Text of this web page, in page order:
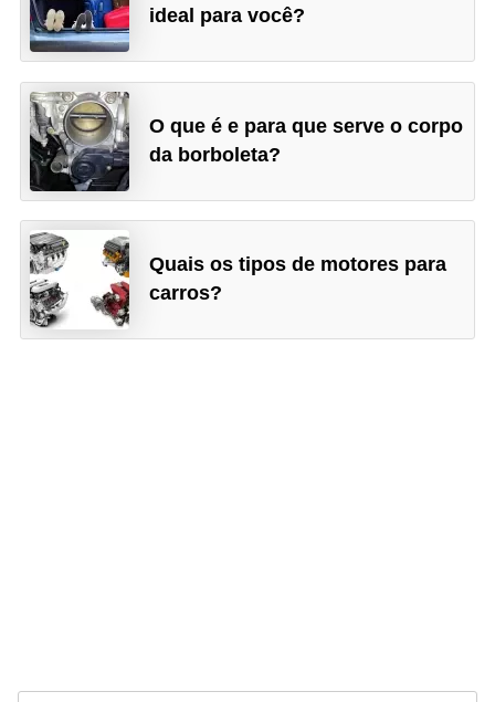
ideal para você?
O que é e para que serve o corpo
da borboleta?
Quais os tipos de motores para
carros?